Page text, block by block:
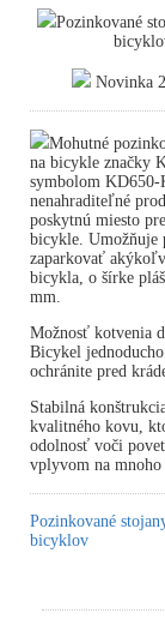
Pozinkované
Novinka
Mohutné
na bicykle značky
symbolom KD650-
nenahraditeľné
poskytnú miesto
bicykle. Umožňuje
zaparkovať
bicykla, o šírke
mm.
Možnosť kotvenia
Bicykel
ochránite pred
Stabilná
kvalitného kovu,
odolnosť voči
vplyvom na mnoho
Pozinkované
bicyklov